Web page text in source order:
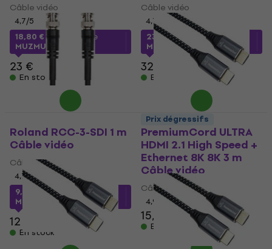
Câble vidéo
4,7/5
18,80 €avec le code
MUZMUZ-15
23 €
En stock
Câble vidéo
4,7
23,19 €avec le code
MUZMUZ-25
32 €
En stock
Roland RCC-3-SDI 1 m
Câble vidéo
Câble vidéo
4,7/5
9,78 €avec le code
MUZMUZ-15
12 €
En stock
PremiumCord ULTRA
HDMI 2.1 High Speed +
Ethernet 8K 8K 3 m
Câble vidéo
Câble vidéo
4,9 /5
15,80 €
En stock
Prix dégressifs